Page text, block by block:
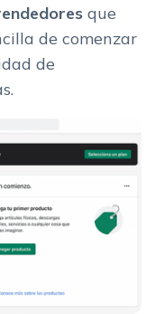
que
de comenzar
de